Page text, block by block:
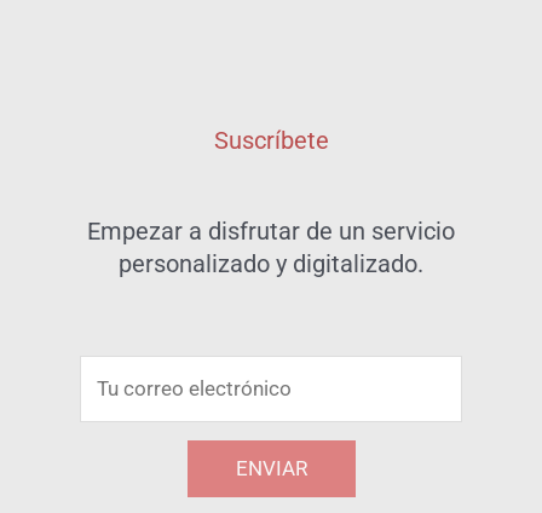
Suscríbete
Empezar a disfrutar de un servicio
personalizado y digitalizado.
ENVIAR